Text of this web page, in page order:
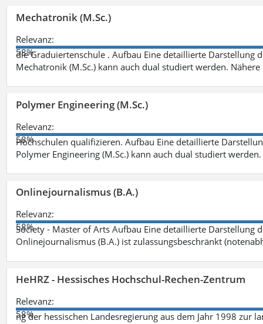
Mechatronik (M.Sc.)
Relevanz:
58%
die Graduiertenschule . Aufbau Eine detaillierte Darstellung
Mechatronik (M.Sc.) kann auch dual studiert werden.
Polymer Engineering (M.Sc.)
Relevanz:
58%
Hochschulen qualifizieren. Aufbau Eine detaillierte
Polymer Engineering (M.Sc.) kann auch dual studiert
Onlinejournalismus (B.A.)
Relevanz:
58%
Society - Master of Arts Aufbau Eine detaillierte Darstellung
Onlinejournalismus (B.A.) ist zulassungsbeschränkt
HeHRZ - Hessisches Hochschul-Rechen-Zentrum
Relevanz:
58%
ng der hessischen Landesregierung aus dem Jahr 1998 zur